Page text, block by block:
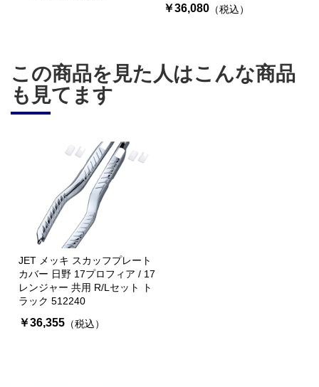
￥36,080（税込）
この商品を見た人はこんな商品
も見てます
JET メッキ スカッフプレート
カバー 日野 17プロフィア / 17
レンジャー 共用 R/Lセット ト
ラック 512240
￥36,355（税込）